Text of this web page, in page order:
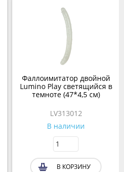
Фаллоимитатор двойной
Lumino Play светящийся в
темноте (47*4,5 см)
LV313012
В наличии
В КОРЗИНУ